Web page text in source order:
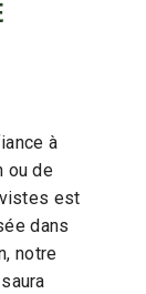
à
ou de
est
dans
notre